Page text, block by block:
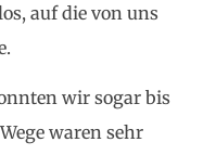
auf die von uns
wir sogar bis
waren sehr